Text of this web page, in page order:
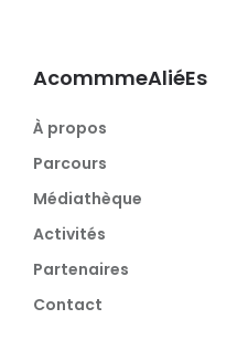
AcommmeAliéEs
À propos
Parcours
Médiathèque
Activités
Partenaires
Contact